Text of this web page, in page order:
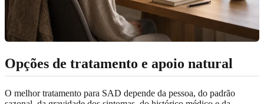
Opções de tratamento e apoio natural
O melhor tratamento para SAD depende da pessoa, do padrão